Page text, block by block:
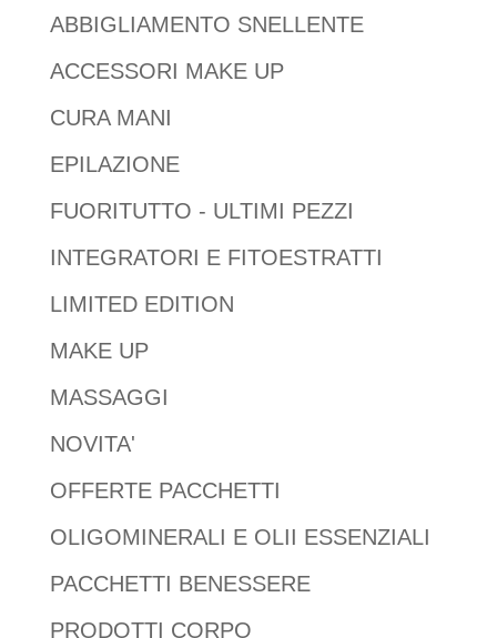
ABBIGLIAMENTO SNELLENTE
ACCESSORI MAKE UP
CURA MANI
EPILAZIONE
FUORITUTTO - ULTIMI PEZZI
INTEGRATORI E FITOESTRATTI
LIMITED EDITION
MAKE UP
MASSAGGI
NOVITA'
OFFERTE PACCHETTI
OLIGOMINERALI E OLII ESSENZIALI
PACCHETTI BENESSERE
PRODOTTI CORPO